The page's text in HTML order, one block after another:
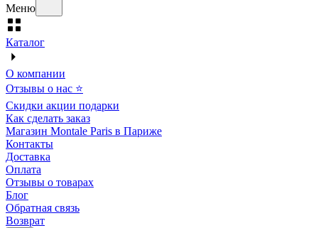
Меню
Каталог
О компании
Отзывы о нас ⭐
Скидки акции подарки
Как сделать заказ
Магазин Montale Paris в Париже
Контакты
Доставка
Оплата
Отзывы о товарах
Блог
Обратная связь
Возврат